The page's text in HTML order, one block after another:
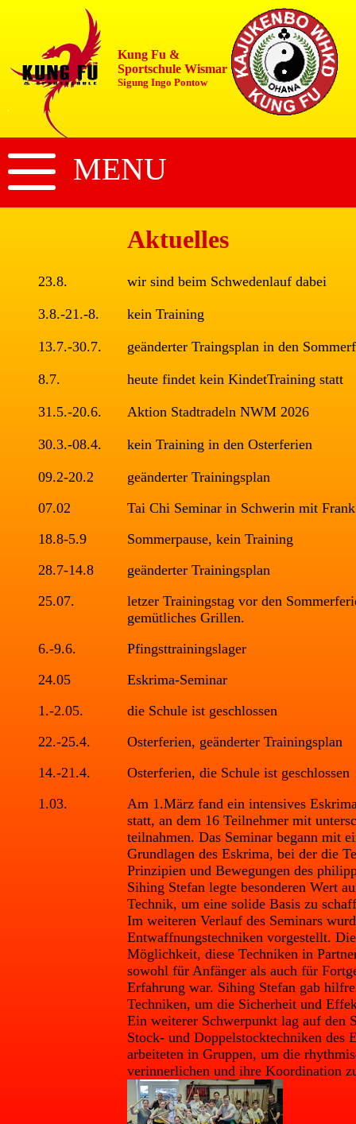
Kung Fu &
Sportschule Wismar
Sigung Ingo Pontow
MENU
Aktuelles
23.8. wir sind beim Schwedenlauf dabei
3.8.-21.-8. kein Training
13.7.-30.7. geänderter Traingsplan in den
8.7. heute findet kein KindetTraining statt
31.5.-20.6. Aktion Stadtradeln NWM 2026
30.3.-08.4. kein Training in den Osterferien
09.2-20.2
geänderter Trainingsplan
07.02
Tai Chi Seminar in Schwerin mit
18.8-5.9
Sommerpause, kein Training
28.7-14.8
geänderter Trainingsplan
25.07.
letzer Trainingstag vor den
gemütliches Grillen.
6.-9.6.
Pfingsttrainingslager
24.05
Eskrima-Seminar
1.-2.05.
die Schule ist geschlossen
22.-25.4.
Osterferien, geänderter Trainingsplan
14.-21.4.
Osterferien, die Schule ist geschlossen
1.03.
Am 1.März fand ein intensives
statt, an dem 16 Teilnehmer mit
teilnahmen. Das Seminar begann mit
Grundlagen des Eskrima, bei der die
Prinzipien und Bewegungen des
Sihing Stefan legte besonderen Wert
Technik, um eine solide Basis zu
Im weiteren Verlauf des Seminars
Entwaffnungstechniken vorgestellt.
Möglichkeit, diese Techniken in
sowohl für Anfänger als auch für
Erfahrung war. Sihing Stefan gab
Techniken, um die Sicherheit und
Ein weiterer Schwerpunkt lag auf den
Stock- und Doppelstocktechniken des
arbeiteten in Gruppen, um die
verinnerlichen und ihre Koordination